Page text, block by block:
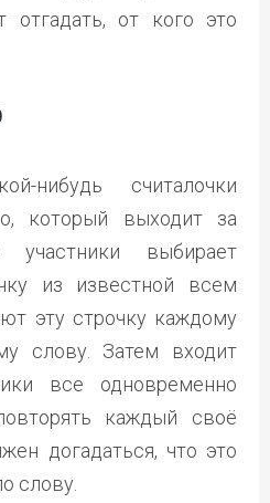
отгадать, от кого это
нибудь считалочки
который выходит за
участники выбирает
из известной всем
эту строчку каждому
слову. Затем входит
все одновременно
каждый своё
догадаться, что это
слову.